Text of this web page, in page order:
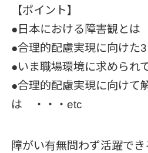
【ポイント】
●日本における障害観とは
●合理的配慮実現に向けた
●いま職場環境に求められ
●合理的配慮実現に向けて
は ・・・etc
障がい有無問わず活躍で